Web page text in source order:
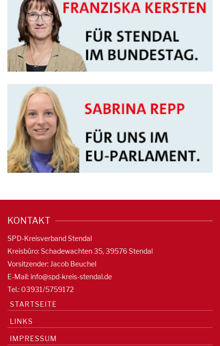
KONTAKT
SPD-Kreisverband Stendal
Kreisbüro: Schadewachten 35, 39576 Stendal
Vorsitzender: Jacob Beuchel
E-Mail: info@spd-kreis-stendal.de
Tel.: 03931/5759172
STARTSEITE
LINKS
IMPRESSUM